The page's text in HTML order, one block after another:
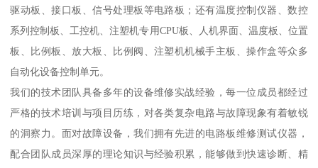
驱动板、接口板、信号处理板等电路板；还有温度控制仪器、数控
系列控制板、工控机、注塑机专用CPU板、人机界面、温度板、位置
板、比例板、放大板、比例阀、注塑机机械手主板、操作盒等众多
自动化设备控制单元。
我们的技术团队具备多年的设备维修实战经验，每一位成员都经过
严格的技术培训与项目历练，对各类复杂电路与故障现象有着敏锐
的洞察力。面对故障设备，我们拥有先进的电路板维修测试仪器，
配合团队成员深厚的理论知识与经验积累，能够做到快速诊断、精